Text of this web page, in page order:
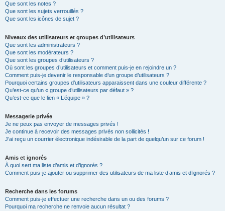
Que sont les notes ?
Que sont les sujets verrouillés ?
Que sont les icônes de sujet ?
Niveaux des utilisateurs et groupes d’utilisateurs
Que sont les administrateurs ?
Que sont les modérateurs ?
Que sont les groupes d’utilisateurs ?
Où sont les groupes d’utilisateurs et comment puis-je en rejoindre un ?
Comment puis-je devenir le responsable d’un groupe d’utilisateurs ?
Pourquoi certains groupes d’utilisateurs apparaissent dans une couleur différente ?
Qu’est-ce qu’un « groupe d’utilisateurs par défaut » ?
Qu’est-ce que le lien « L’équipe » ?
Messagerie privée
Je ne peux pas envoyer de messages privés !
Je continue à recevoir des messages privés non sollicités !
J’ai reçu un courrier électronique indésirable de la part de quelqu’un sur ce forum !
Amis et ignorés
À quoi sert ma liste d’amis et d’ignorés ?
Comment puis-je ajouter ou supprimer des utilisateurs de ma liste d’amis et d’ignorés ?
Recherche dans les forums
Comment puis-je effectuer une recherche dans un ou des forums ?
Pourquoi ma recherche ne renvoie aucun résultat ?